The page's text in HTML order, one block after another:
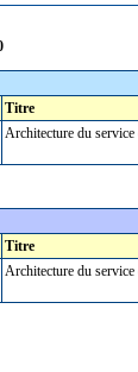
Titre
Architecture du
Titre
Architecture du